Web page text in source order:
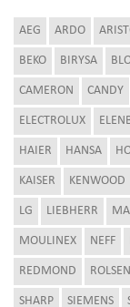
AEG ARDO
BEKO BIRYSA
CAMERON CANDY
ELECTROLUX
HAIER HANSA
KAISER KENWOOD
LG LIEBHERR
MOULINEX NEFF
REDMOND ROLSEN
SHARP SIEMENS